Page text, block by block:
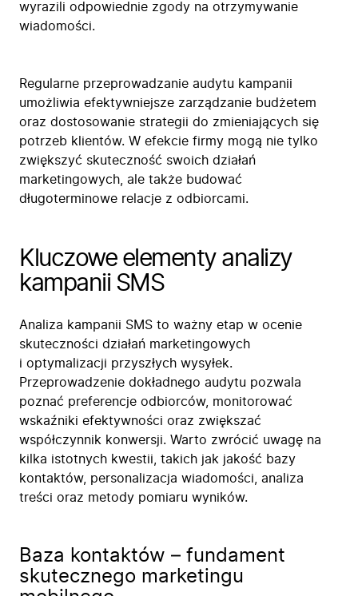
wyrazili odpowiednie zgody na otrzymywanie
wiadomości.
Regularne przeprowadzanie audytu kampanii
umożliwia efektywniejsze zarządzanie budżetem
oraz dostosowanie strategii do zmieniających się
potrzeb klientów. W efekcie firmy mogą nie tylko
zwiększyć skuteczność swoich działań
marketingowych, ale także budować
długoterminowe relacje z odbiorcami.
Kluczowe elementy analizy
kampanii SMS
Analiza kampanii SMS to ważny etap w ocenie
skuteczności działań marketingowych
i optymalizacji przyszłych wysyłek.
Przeprowadzenie dokładnego audytu pozwala
poznać preferencje odbiorców, monitorować
wskaźniki efektywności oraz zwiększać
współczynnik konwersji. Warto zwrócić uwagę na
kilka istotnych kwestii, takich jak jakość bazy
kontaktów, personalizacja wiadomości, analiza
treści oraz metody pomiaru wyników.
Baza kontaktów – fundament
skutecznego marketingu